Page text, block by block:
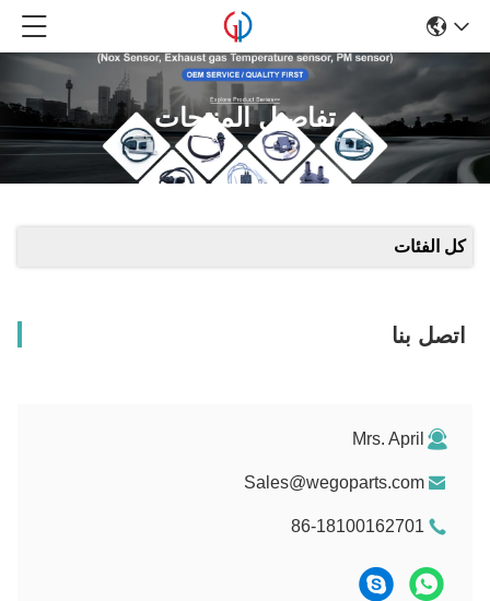
تفاصيل المنتجات
كل الفئات
اتصل بنا
Mrs. April
Sales@wegoparts.com
86-18100162701